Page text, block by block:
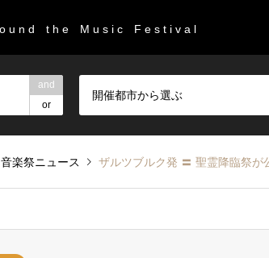
o u n d t h e M u s i c F e s t i v a l
and
or
開催都市から選ぶ
音楽祭ニュース ザルツブルク発 〓 聖霊降臨祭が